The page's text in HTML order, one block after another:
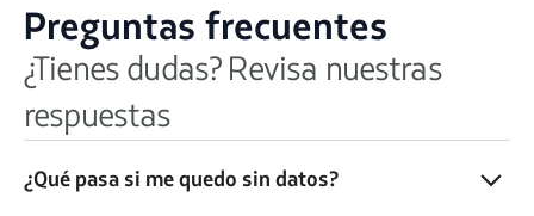
Preguntas frecuentes
¿Tienes dudas? Revisa nuestras
respuestas
¿Qué pasa si me quedo sin datos?